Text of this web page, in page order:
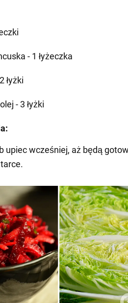
- 1 łyżeczka
łyżki
- 3 łyżki
upiec wcześniej, aż będą